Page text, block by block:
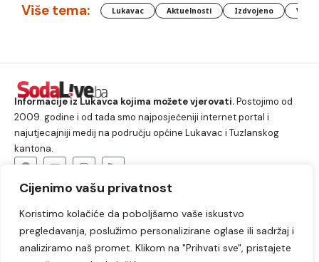
Cijenimo vašu privatnost
Koristimo kolačiće da poboljšamo vaše iskustvo
pregledavanja, poslužimo personalizirane oglase ili sadržaj i
analiziramo naš promet. Klikom na "Prihvati sve", pristajete
Više tema: Lukavac Aktuelnosti Izdvojeno
Informacije iz Lukavca kojima možete vjerovati.Postojimo od
2009. godine i od tada smo najposjećeniji internet portal i
najutjecajniji medij na području općine Lukavac i Tuzlanskog
kantona.
Lukavac Društvo Crna hronika
Sport
Kultura
Kolumne Slobodno vrijeme